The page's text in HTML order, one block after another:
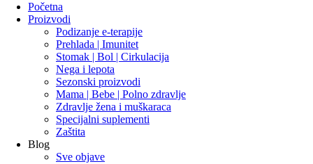
Početna
Proizvodi
Podizanje e-terapije
Prehlada | Imunitet
Stomak | Bol | Cirkulacija
Nega i lepota
Sezonski proizvodi
Mama | Bebe | Polno zdravlje
Zdravlje žena i muškaraca
Specijalni suplementi
Zaštita
Blog
Sve objave